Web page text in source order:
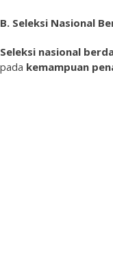
B. Seleksi Nasional
Seleksi nasional
pada kemampuan